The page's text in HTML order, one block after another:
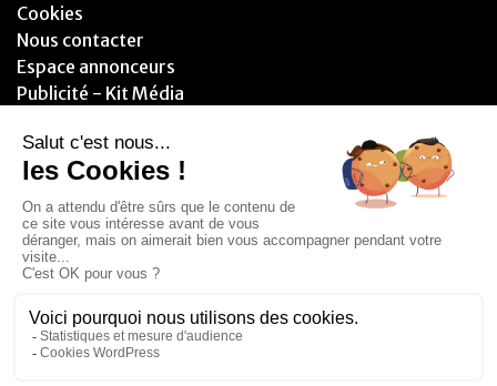
Cookies
Nous contacter
Espace annonceurs
Publicité - Kit Média
PARTENAIRES